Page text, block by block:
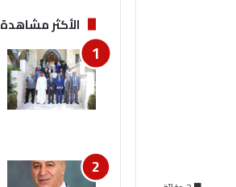
الأكثر مشاهدة